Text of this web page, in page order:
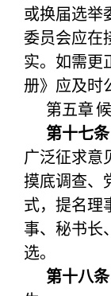
或换届选举
委员会应在
实。如需更
册》应及时
第五章
第十七条
广泛征求意
摸底调查、
式，提名理
事、秘书长
选。
第十八条